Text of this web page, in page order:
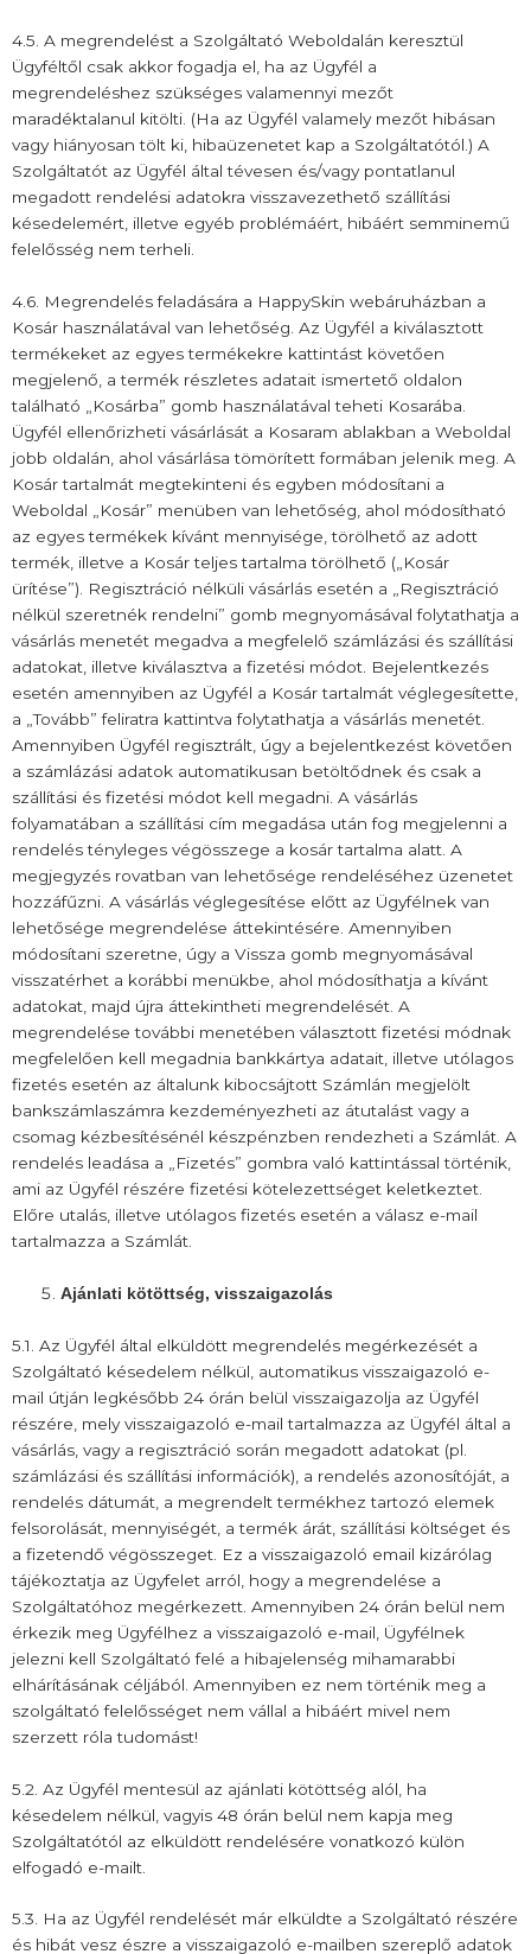
4.5. A megrendelést a Szolgáltató Weboldalán keresztül
Ügyféltől csak akkor fogadja el, ha az Ügyfél a
megrendeléshez szükséges valamennyi mezőt
maradéktalanul kitölti. (Ha az Ügyfél valamely mezőt hibásan
vagy hiányosan tölt ki, hibaüzenetet kap a Szolgáltatótól.) A
Szolgáltatót az Ügyfél által tévesen és/vagy pontatlanul
megadott rendelési adatokra visszavezethető szállítási
késedelemért, illetve egyéb problémáért, hibáért semminemű
felelősség nem terheli.
4.6. Megrendelés feladására a HappySkin webáruházban a
Kosár használatával van lehetőség. Az Ügyfél a kiválasztott
termékeket az egyes termékekre kattintást követően
megjelenő, a termék részletes adatait ismertető oldalon
található „Kosárba” gomb használatával teheti Kosarába.
Ügyfél ellenőrizheti vásárlását a Kosaram ablakban a Weboldal
jobb oldalán, ahol vásárlása tömörített formában jelenik meg. A
Kosár tartalmát megtekinteni és egyben módosítani a
Weboldal „Kosár” menüben van lehetőség, ahol módosítható
az egyes termékek kívánt mennyisége, törölhető az adott
termék, illetve a Kosár teljes tartalma törölhető („Kosár
ürítése”). Regisztráció nélküli vásárlás esetén a „Regisztráció
nélkül szeretnék rendelni” gomb megnyomásával folytathatja a
vásárlás menetét megadva a megfelelő számlázási és szállítási
adatokat, illetve kiválasztva a fizetési módot. Bejelentkezés
esetén amennyiben az Ügyfél a Kosár tartalmát véglegesítette,
a „Tovább” feliratra kattintva folytathatja a vásárlás menetét.
Amennyiben Ügyfél regisztrált, úgy a bejelentkezést követően
a számlázási adatok automatikusan betöltődnek és csak a
szállítási és fizetési módot kell megadni. A vásárlás
folyamatában a szállítási cím megadása után fog megjelenni a
rendelés tényleges végösszege a kosár tartalma alatt. A
megjegyzés rovatban van lehetősége rendeléséhez üzenetet
hozzáfűzni. A vásárlás véglegesítése előtt az Ügyfélnek van
lehetősége megrendelése áttekintésére. Amennyiben
módosítani szeretne, úgy a Vissza gomb megnyomásával
visszatérhet a korábbi menükbe, ahol módosíthatja a kívánt
adatokat, majd újra áttekintheti megrendelését. A
megrendelése további menetében választott fizetési módnak
megfelelően kell megadnia bankkártya adatait, illetve utólagos
fizetés esetén az általunk kibocsájtott Számlán megjelölt
bankszámlaszámra kezdeményezheti az átutalást vagy a
csomag kézbesítésénél készpénzben rendezheti a Számlát. A
rendelés leadása a „Fizetés” gombra való kattintással történik,
ami az Ügyfél részére fizetési kötelezettséget keletkeztet.
Előre utalás, illetve utólagos fizetés esetén a válasz e-mail
tartalmazza a Számlát.
Ajánlati kötöttség, visszaigazolás
5.1. Az Ügyfél által elküldött megrendelés megérkezését a
Szolgáltató késedelem nélkül, automatikus visszaigazoló e-
mail útján legkésőbb 24 órán belül visszaigazolja az Ügyfél
részére, mely visszaigazoló e-mail tartalmazza az Ügyfél által a
vásárlás, vagy a regisztráció során megadott adatokat (pl.
számlázási és szállítási információk), a rendelés azonosítóját, a
rendelés dátumát, a megrendelt termékhez tartozó elemek
felsorolását, mennyiségét, a termék árát, szállítási költséget és
a fizetendő végösszeget. Ez a visszaigazoló email kizárólag
tájékoztatja az Ügyfelet arról, hogy a megrendelése a
Szolgáltatóhoz megérkezett. Amennyiben 24 órán belül nem
érkezik meg Ügyfélhez a visszaigazoló e-mail, Ügyfélnek
jelezni kell Szolgáltató felé a hibajelenség mihamarabbi
elhárításának céljából. Amennyiben ez nem történik meg a
szolgáltató felelősséget nem vállal a hibáért mivel nem
szerzett róla tudomást!
5.2. Az Ügyfél mentesül az ajánlati kötöttség alól, ha
késedelem nélkül, vagyis 48 órán belül nem kapja meg
Szolgáltatótól az elküldött rendelésére vonatkozó külön
elfogadó e-mailt.
5.3. Ha az Ügyfél rendelését már elküldte a Szolgáltató részére
és hibát vesz észre a visszaigazoló e-mailben szereplő adatok